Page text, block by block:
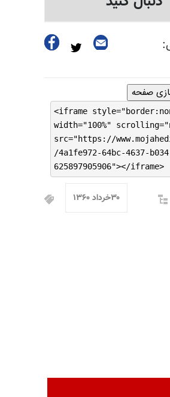
صفحه
<iframe
width="100%"
src="https://
/4a1fe972-64bc-4637-
625897905906"></iframe>
۳۰خرداد ۱۳۶۰